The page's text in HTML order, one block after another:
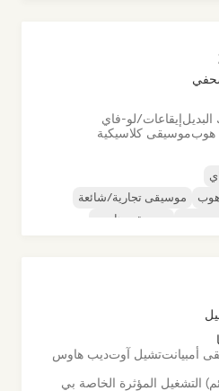
إيقاعات/لو-فاي
هوبموسيقى كلاسيكية
موسيقى تجارية/شائعة
موسيقى هاوس
أمبيانتتشيل آوتديب هاوس
التشغيل المؤثرة الخاصة بي